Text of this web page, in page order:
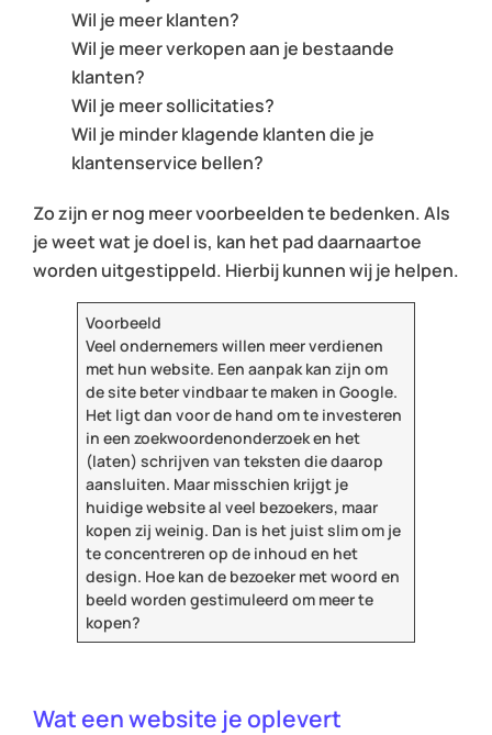
Wil je meer klanten?
Wil je meer verkopen aan je bestaande
klanten?
Wil je meer sollicitaties?
Wil je minder klagende klanten die je
klantenservice bellen?
Zo zijn er nog meer voorbeelden te bedenken. Als
je weet wat je doel is, kan het pad daarnaartoe
worden uitgestippeld. Hierbij kunnen wij je helpen.
Voorbeeld
Veel ondernemers willen meer verdienen
met hun website. Een aanpak kan zijn om
de site beter vindbaar te maken in Google.
Het ligt dan voor de hand om te investeren
in een zoekwoordenonderzoek en het
(laten) schrijven van teksten die daarop
aansluiten. Maar misschien krijgt je
huidige website al veel bezoekers, maar
kopen zij weinig. Dan is het juist slim om je
te concentreren op de inhoud en het
design. Hoe kan de bezoeker met woord en
beeld worden gestimuleerd om meer te
kopen?
Wat een website je oplevert